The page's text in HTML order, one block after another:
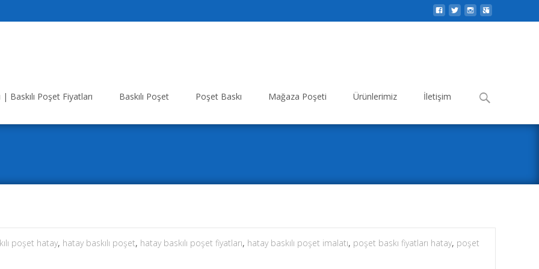
Baskılı Poşet Fiyatları Baskılı Poşet Poşet Baskı Mağaza Poşeti Ürünlerimiz İletişim
Search
poşet hatay, hatay baskılı poşet, hatay baskılı poşet fiyatları, hatay baskılı poşet imalatı, poşet baskı fiyatları hatay, poşet